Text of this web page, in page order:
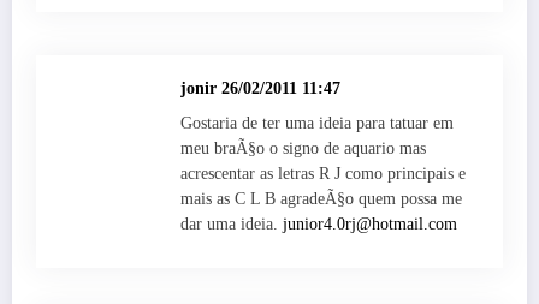
jonir 26/02/2011 11:47
Gostaria de ter uma ideia para tatuar em
meu braÃ§o o signo de aquario mas
acrescentar as letras R J como principais e
mais as C L B agradeÃ§o quem possa me
dar uma ideia. junior4.0rj@hotmail.com